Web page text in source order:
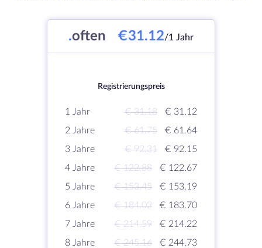
.often €31.12/1 Jahr
Registrierungspreis
1 Jahr € 31.18
€ 31.12
2 Jahre
€ 61.75
€ 61.64
3 Jahre
€ 92.31
€ 92.15
4 Jahre
€ 122.88
€ 122.67
5 Jahre
€ 153.45
€ 153.19
6 Jahre
€ 184.02
€ 183.70
7 Jahre
€ 214.59
€ 214.22
8 Jahre
€ 245.16
€ 244.73